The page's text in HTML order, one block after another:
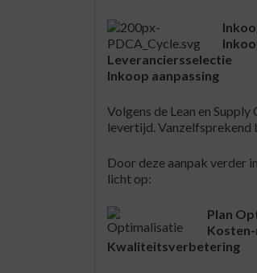
Leveranciersselectie
Inkoop aanpassing
Volgens de Lean en
levertijd.
Door deze aanpak verder
licht op:
Plan
Kwaliteitsverbetering